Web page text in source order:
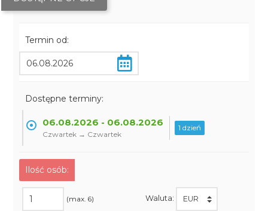
Termin od:
Dostępne terminy:
06.08.2026 - 06.08.2026
Czwartek → Czwartek
1 dzień
Ilość osób:
(max. 6) Waluta: